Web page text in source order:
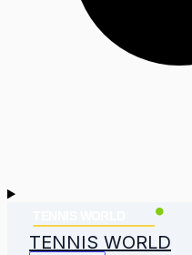
TENNIS WORLD